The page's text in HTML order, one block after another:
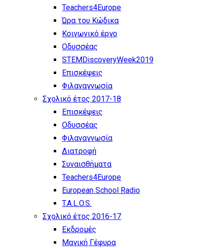
Teachers4Europe
Ώρα του Κώδικα
Κοινωνικό έργο
Οδυσσέας
STEMDiscoveryWeek2019
Επισκέψεις
Φιλαναγνωσία
Σχολικό έτος 2017-18
Επισκέψεις
Οδυσσέας
Φιλαναγνωσία
Διατροφή
Συναισθήματα
Teachers4Europe
European School Radio
T.A.L.O.S.
Σχολικό έτος 2016-17
Εκδρομές
Μαγική Γέφυρα